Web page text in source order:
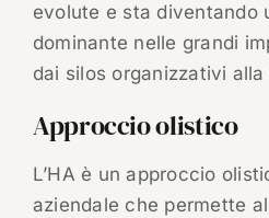
evolute e sta diventando
dominante nelle grandi
dai silos organizzativi
Approccio olistico
L’HA è un approccio
aziendale che permette